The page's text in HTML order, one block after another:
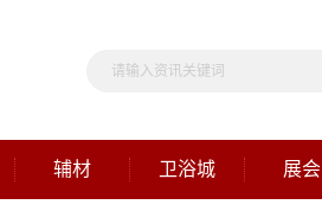
辅材 卫浴城 展会